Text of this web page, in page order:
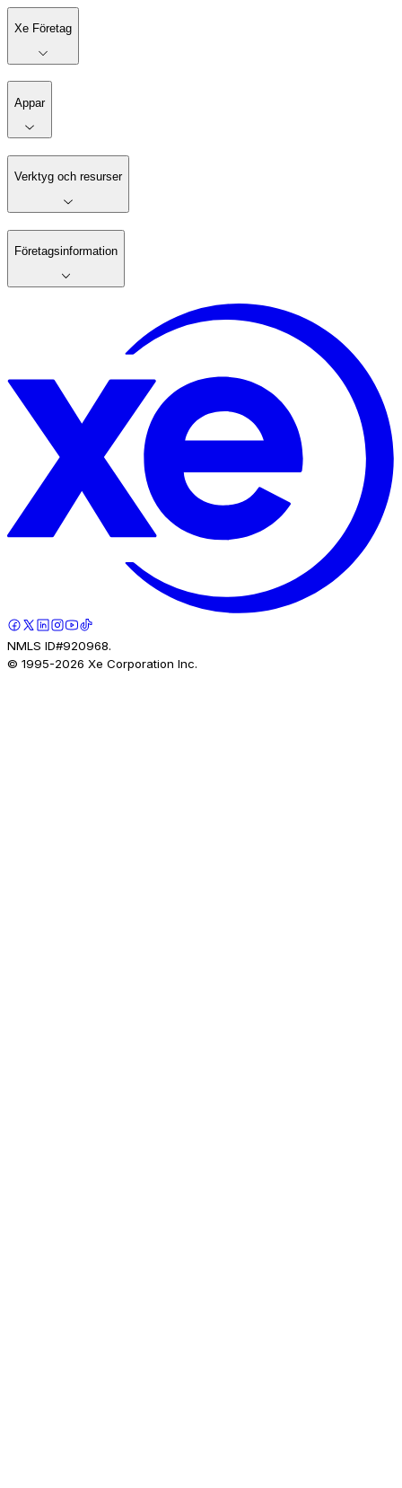
Xe Företag
Appar
Verktyg och resurser
Företagsinformation
NMLS ID#920968.
© 1995-2026 Xe Corporation Inc.